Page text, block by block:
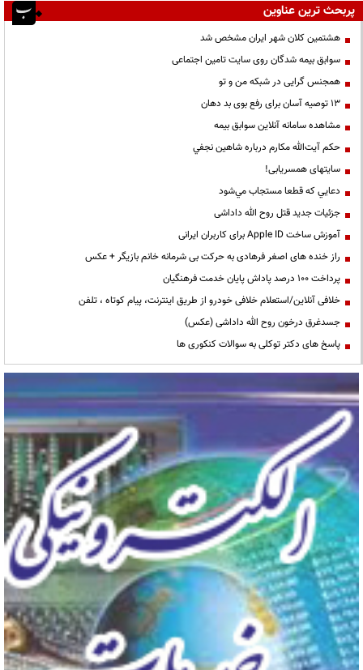
پربحث ترین عناوین
هشتمین کلان شهر ایران مشخص شد
سوابق بیمه شدگان روی سایت تامین اجتماعی
همجنس گرایی در شبکه من و تو
13 توصیه آسان برای رفع بوی بد دهان
مشاهده سامانه آنلاين سوابق بیمه
حكم آيت‌الله مكارم درباره شاهين نجفي
سایتهای همسریابی!
دعايي كه قطعا مستجاب مي‌شود
جزئیات جدید قتل روح الله داداشی
آموزش ساخت Apple ID برای کاربران ایرانی
راز خنده های اصغر فرهادی به حرکت بی شرمانه خانم بازیگر + عکس
پرداخت ۱۰۰ درصد پاداش پایان خدمت فرهنگیان
خلافی آنلاین/استعلام خلافی خودرو از طریق اینترنت، پیام کوتاه ، تلفن
جسدغرق درخون روح الله داداشی (عکس)
پاسخ های دکتر توکلی به سوالات کنکوری ها